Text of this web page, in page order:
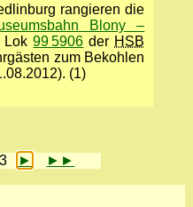
rangieren die
Blony –
Lok99 5906 der HSB
zum Bekohlen
(1)
► ►►